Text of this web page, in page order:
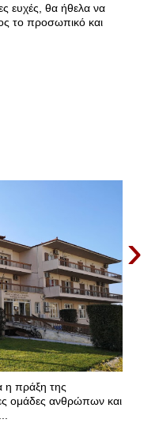
ευχές, θα ήθελα να
το προσωπικό και
›
η πράξη της
ομάδες ανθρώπων και